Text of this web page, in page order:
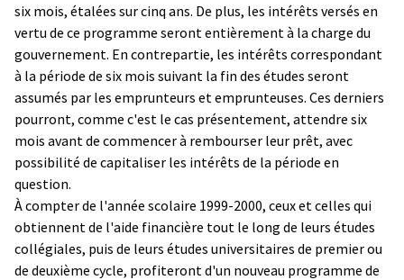
six mois, étalées sur cinq ans. De plus, les intérêts versés en
vertu de ce programme seront entièrement à la charge du
gouvernement. En contrepartie, les intérêts correspondant
à la période de six mois suivant la fin des études seront
assumés par les emprunteurs et emprunteuses. Ces derniers
pourront, comme c'est le cas présentement, attendre six
mois avant de commencer à rembourser leur prêt, avec
possibilité de capitaliser les intérêts de la période en
question.
À compter de l'année scolaire 1999-2000, ceux et celles qui
obtiennent de l'aide financière tout le long de leurs études
collégiales, puis de leurs études universitaires de premier ou
de deuxième cycle, profiteront d'un nouveau programme de